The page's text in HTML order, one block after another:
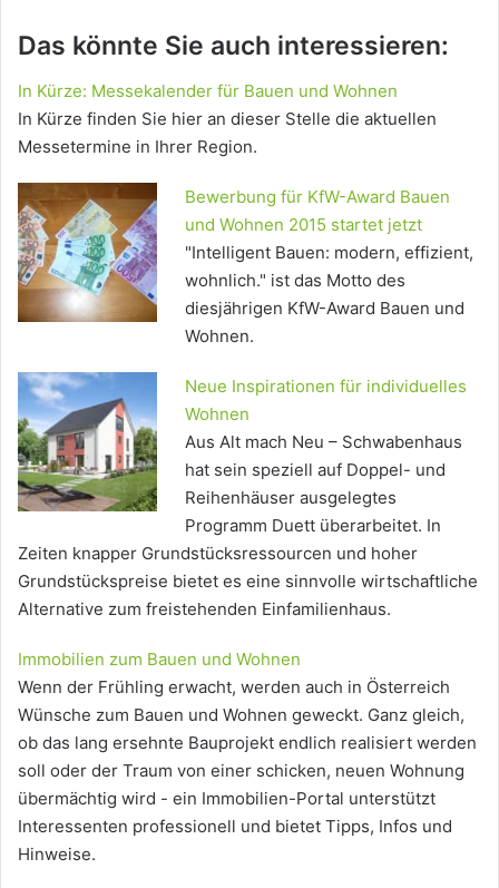
Das könnte Sie auch interessieren:
In Kürze: Messekalender für Bauen und Wohnen
In Kürze finden Sie hier an dieser Stelle die aktuellen
Messetermine in Ihrer Region.
Bewerbung für KfW-Award Bauen
und Wohnen 2015 startet jetzt
"Intelligent Bauen: modern, effizient,
wohnlich." ist das Motto des
diesjährigen KfW-Award Bauen und
Wohnen.
Neue Inspirationen für individuelles
Wohnen
Aus Alt mach Neu – Schwabenhaus
hat sein speziell auf Doppel- und
Reihenhäuser ausgelegtes
Programm Duett überarbeitet. In
Zeiten knapper Grundstücksressourcen und hoher
Grundstückspreise bietet es eine sinnvolle wirtschaftliche
Alternative zum freistehenden Einfamilienhaus.
Immobilien zum Bauen und Wohnen
Wenn der Frühling erwacht, werden auch in Österreich
Wünsche zum Bauen und Wohnen geweckt. Ganz gleich,
ob das lang ersehnte Bauprojekt endlich realisiert werden
soll oder der Traum von einer schicken, neuen Wohnung
übermächtig wird - ein Immobilien-Portal unterstützt
Interessenten professionell und bietet Tipps, Infos und
Hinweise.